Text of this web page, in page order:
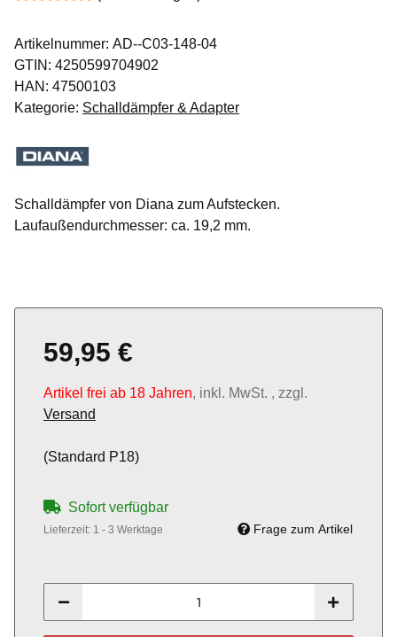
Artikelnummer: AD--C03-148-04
GTIN: 4250599704902
HAN: 47500103
Kategorie: Schalldämpfer & Adapter
Schalldämpfer von Diana zum Aufstecken.
Laufaußendurchmesser: ca. 19,2 mm.
59,95 €
Artikel frei ab 18 Jahren, inkl. MwSt. , zzgl.
Versand
(Standard P18)
Sofort verfügbar
Lieferzeit: 1 - 3 Werktage Frage zum Artikel